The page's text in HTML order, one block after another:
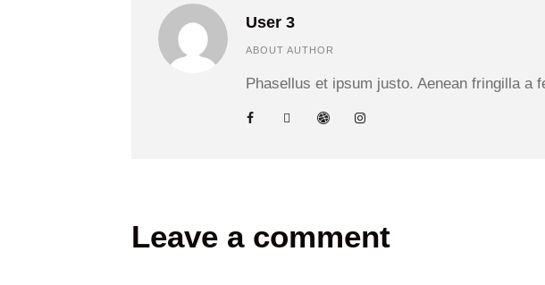
User 3
ABOUT AUTHOR
Phasellus et ipsum justo. Aenean fringilla a
Leave a comment